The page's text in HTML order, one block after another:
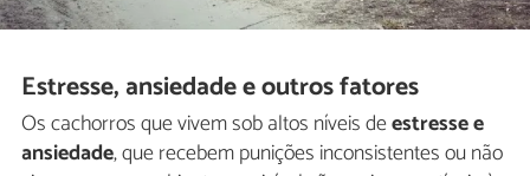
Estresse, ansiedade e outros fatores
Os cachorros que vivem sob altos níveis deestresse e
ansiedade, que recebem punições inconsistentes ou não